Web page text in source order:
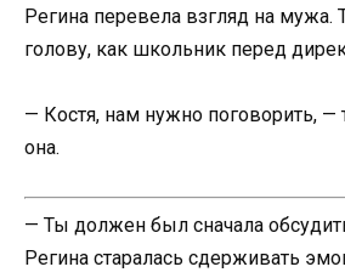
Регина перевела взгляд на мужа.
голову, как школьник перед
— Костя, нам нужно поговорить, —
она.
— Ты должен был сначала
Регина старалась сдерживать